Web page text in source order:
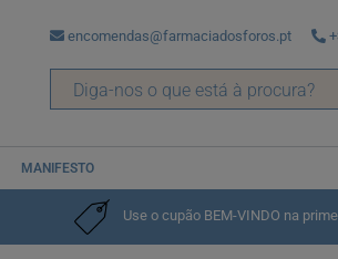
encomendas@farmaciadosforos.pt
MANIFESTO
Use o cupão BEM-VINDO na